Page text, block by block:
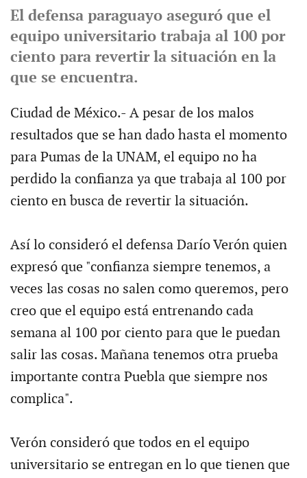
El defensa paraguayo aseguró que el
equipo universitario trabaja al 100 por
ciento para revertir la situación en la
que se encuentra.
Ciudad de México.- A pesar de los malos
resultados que se han dado hasta el momento
para Pumas de la UNAM, el equipo no ha
perdido la confianza ya que trabaja al 100 por
ciento en busca de revertir la situación.
Así lo consideró el defensa Darío Verón quien
expresó que "confianza siempre tenemos, a
veces las cosas no salen como queremos, pero
creo que el equipo está entrenando cada
semana al 100 por ciento para que le puedan
salir las cosas. Mañana tenemos otra prueba
importante contra Puebla que siempre nos
complica".
Verón consideró que todos en el equipo
universitario se entregan en lo que tienen que